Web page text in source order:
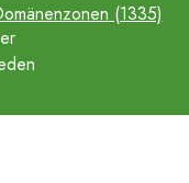
(1335)